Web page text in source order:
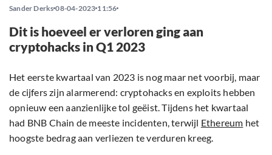
Sander Derks 08-04-2023 11:56
Dit is hoeveel er verloren ging aan
cryptohacks in Q1 2023
Het eerste kwartaal van 2023 is nog maar net voorbij, maar
de cijfers zijn alarmerend: cryptohacks en exploits hebben
opnieuw een aanzienlijke tol geëist. Tijdens het kwartaal
had BNB Chain de meeste incidenten, terwijl Ethereum het
hoogste bedrag aan verliezen te verduren kreeg.